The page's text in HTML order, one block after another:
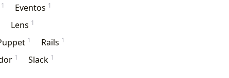
1 Eventos 1
Lens 1
1 Rails 1
1 Slack 1